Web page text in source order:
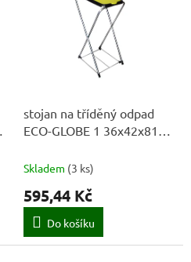
stojan na tříděný odpad
ECO-GLOBE 1 36x42x81cm
Skladem (3 ks)
595,44 Kč
Do košíku